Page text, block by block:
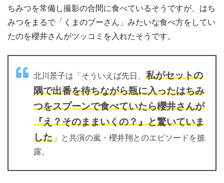
ちみつを常備し撮影の合間に食べているそうですが、はち
みつをまるで「くまのプーさん」みたいな食べ方をしてい
たのを櫻井さんがツッコミを入れたそうです。
北川景子は「そういえば先日、 私がセットの
隅で出番を待ちながら瓶に入ったはちみ
つをスプーンで食べていたら櫻井さんが
『え？そのままいくの？』と驚いていま
した 」と共演の嵐・櫻井翔とのエピソードを披
露。